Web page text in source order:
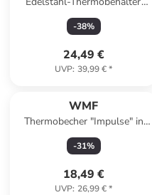
''My2Go'' - (H)14,5 x Ø 9,5 cm
-38%
24,49 €
UVP: 39,99 €*
WMF
Thermobecher "Impulse" in
Blau/ Schwarz - 300 ml
-31%
18,49 €
UVP: 26,99 €*